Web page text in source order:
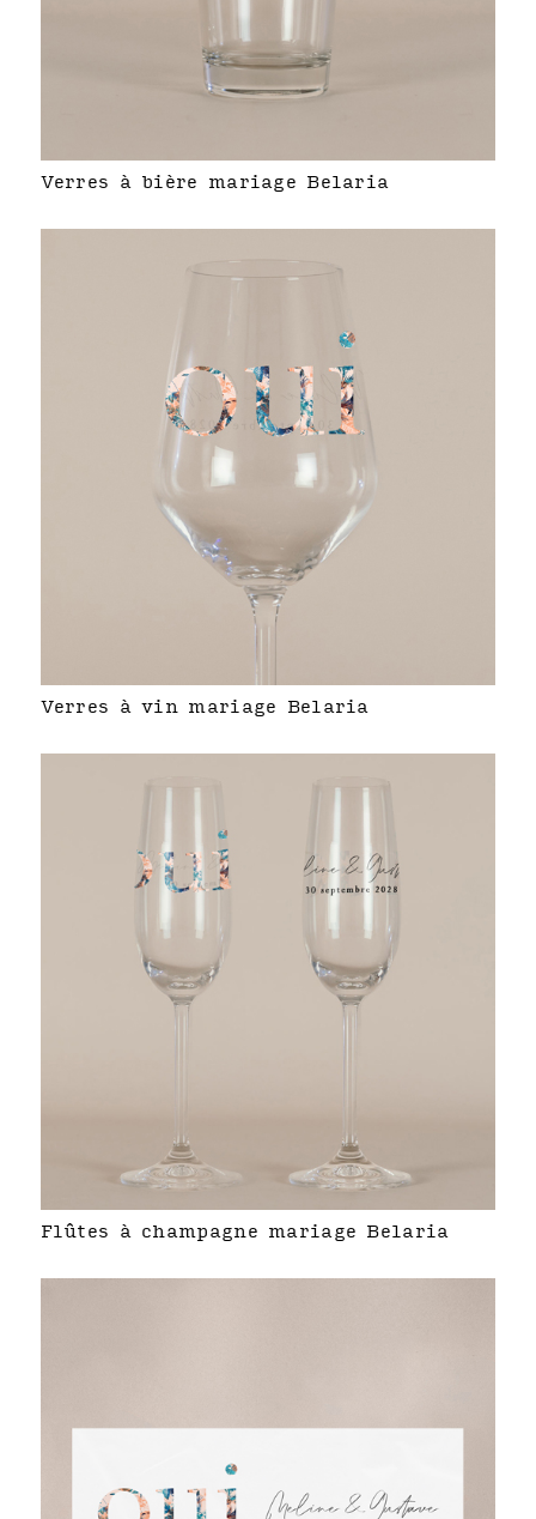
Verres à bière mariage Belaria
Verres à vin mariage Belaria
Flûtes à champagne mariage Belaria